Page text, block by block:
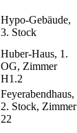
Hypo-Gebäude,
3. Stock
Huber-Haus, 1.
OG, Zimmer
H1.2
Feyerabendhaus,
2. Stock, Zimmer
22